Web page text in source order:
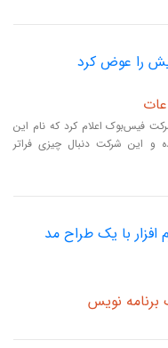
را عوض کرد
فیس‌بوک اعلام کرد که نام این
و این شرکت دنبال چیزی فراتر
با یک طراح مد
نویس